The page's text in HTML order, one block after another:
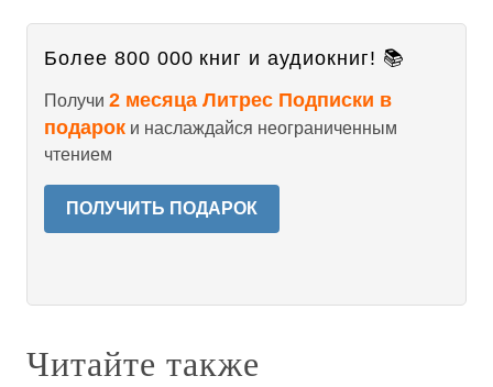
Более 800 000 книг и аудиокниг! 📚
Получи 2 месяца Литрес Подписки в
подарок и наслаждайся неограниченным
чтением
ПОЛУЧИТЬ ПОДАРОК
Читайте также